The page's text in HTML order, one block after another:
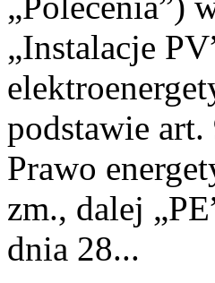
„Instalacje
podstawie
Prawo
zm., dalej
dnia 28...